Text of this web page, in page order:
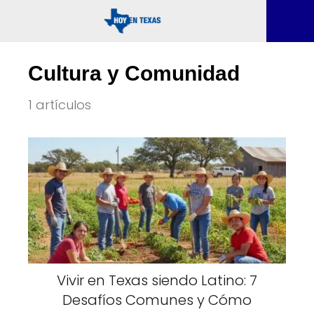
Cultura y Comunidad
1 artículos
Vivir en Texas siendo Latino: 7
Desafíos Comunes y Cómo